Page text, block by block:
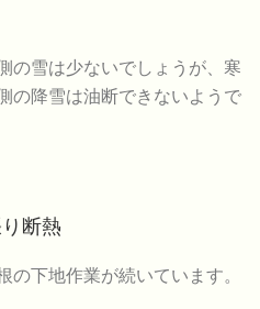
の雪は少ないでしょうが、寒
の降雪は油断できないようで
断熱
下地作業が続いています。